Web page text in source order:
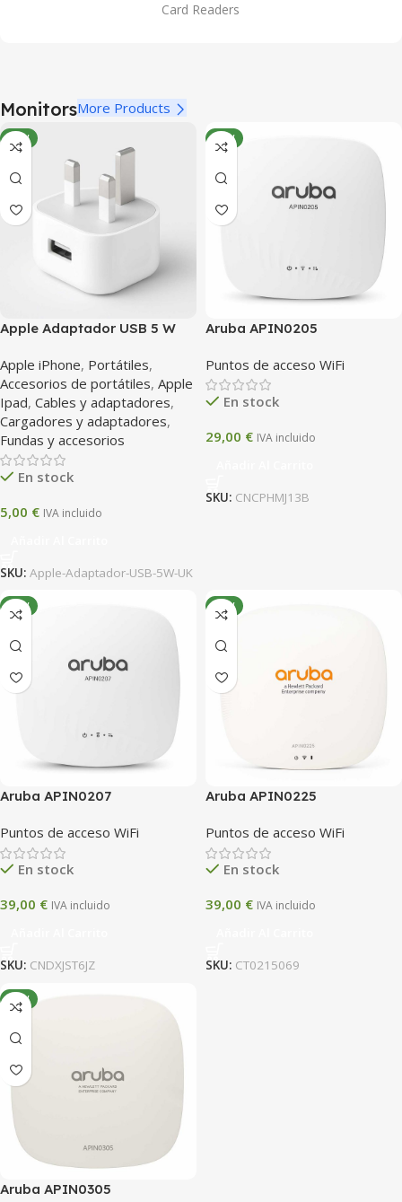
Card Readers
MonitorsMore Products
NEW
Apple Adaptador USB 5 W
para iPhone / iPad
Apple iPhone, Portátiles,
Accesorios de portátiles, Apple
Ipad, Cables y adaptadores,
Cargadores y adaptadores,
Fundas y accesorios
En stock
5,00 € IVA incluido
SKU: Apple-Adaptador-USB-5W-UK
NEW
Aruba APIN0205
Puntos de acceso WiFi
En stock
29,00 € IVA incluido
SKU: CNCPHMJ13B
NEW
Aruba APIN0207
Puntos de acceso WiFi
En stock
39,00 € IVA incluido
SKU: CNDXJST6JZ
NEW
Aruba APIN0225
Puntos de acceso WiFi
En stock
39,00 € IVA incluido
SKU: CT0215069
NEW
Aruba APIN0305